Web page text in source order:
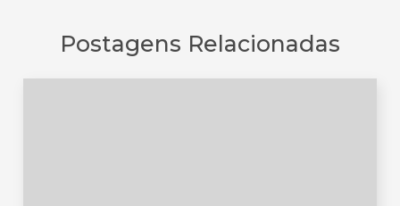
Postagens Relacionadas